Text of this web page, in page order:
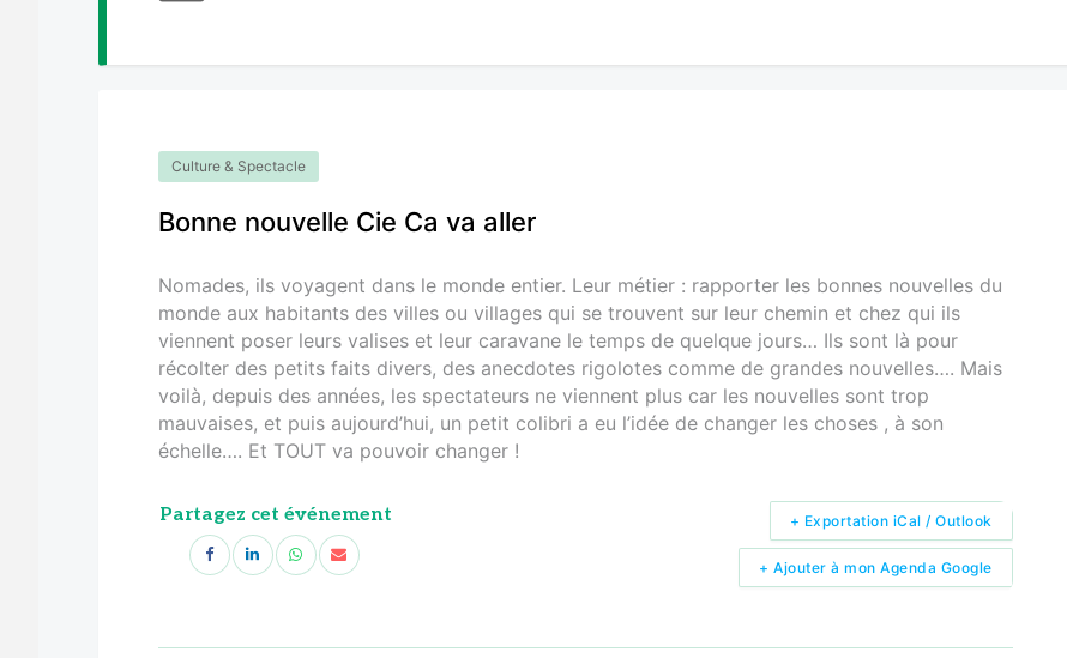
Culture & Spectacle
Bonne nouvelle Cie Ca va aller
Nomades, ils voyagent dans le monde entier. Leur métier : rapporter les bonnes nouvelles du
monde aux habitants des villes ou villages qui se trouvent sur leur chemin et chez qui ils
viennent poser leurs valises et leur caravane le temps de quelque jours… Ils sont là pour
récolter des petits faits divers, des anecdotes rigolotes comme de grandes nouvelles…. Mais
voilà, depuis des années, les spectateurs ne viennent plus car les nouvelles sont trop
mauvaises, et puis aujourd’hui, un petit colibri a eu l’idée de changer les choses , à son
échelle…. Et TOUT va pouvoir changer !
Partagez cet événement
+ Ajouter à mon Agenda Google
+ Exportation iCal / Outlook